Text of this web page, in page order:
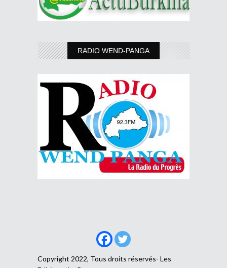
RADIO WEND-PANGA
Copyright 2022, Tous droits réservés- Les